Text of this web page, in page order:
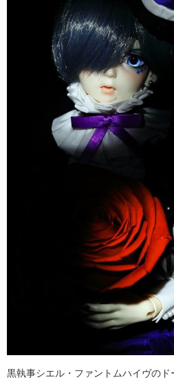
黒執事シエル・ファントムハイヴのド